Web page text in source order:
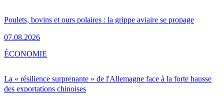
Poulets, bovins et ours polaires : la grippe aviaire se propage
07.08.2026
La « résilience surprenante » de l'Allemagne face à la forte hausse
des exportations chinoises
ÉCONOMIE